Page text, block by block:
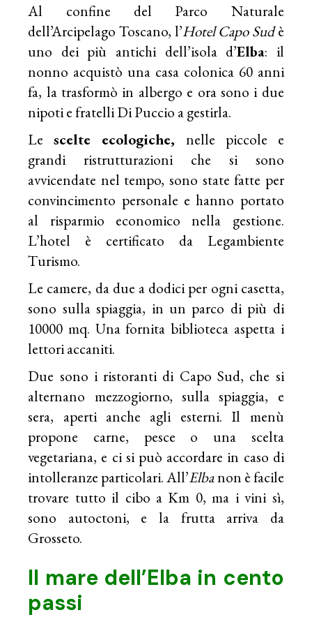
Al confine del Parco Naturale
dell’Arcipelago Toscano, l’Hotel Capo Sudè
uno dei più antichi dell’isola d’Elba: il
nonno acquistò una casa colonica 60 anni
fa, la trasformò in albergo e ora sono i due
nipoti e fratelli Di Puccio a gestirla.
Lescelte ecologiche, nelle piccole e
grandi ristrutturazioni che si sono
avvicendate nel tempo, sono state fatte per
convincimento personale e hanno portato
al risparmio economico nella gestione.
L’hotel è certificato da Legambiente
Turismo.
Le camere, da due a dodici per ogni casetta,
sono sulla spiaggia, in un parco di più di
10000 mq. Una fornita biblioteca aspetta i
lettori accaniti.
Due sono i ristoranti di Capo Sud, che si
alternano mezzogiorno, sulla spiaggia, e
sera, aperti anche agli esterni. Il menù
propone carne, pesce o una scelta
vegetariana, e ci si può accordare in caso di
intolleranze particolari. All’Elbanon è facile
trovare tutto il cibo a Km 0, ma i vini sì,
sono autoctoni, e la frutta arriva da
Grosseto.
Il mare dell’Elba in cento
passi